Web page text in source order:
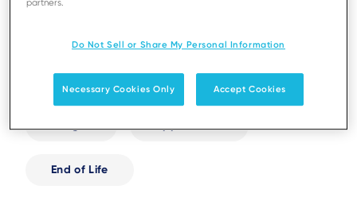
End of Life
partners.
Do Not Sell or Share My Personal Information
Necessary Cookies Only Accept Cookies